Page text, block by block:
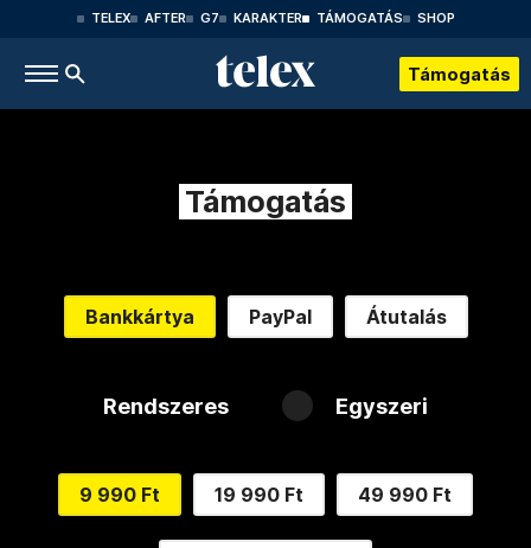
TELEX AFTER G7 KARAKTER TÁMOGATÁS SHOP
Támogatás
Támogatás
Bankkártya PayPal Átutalás
Rendszeres Egyszeri
9 990 Ft 19 990 Ft 49 990 Ft